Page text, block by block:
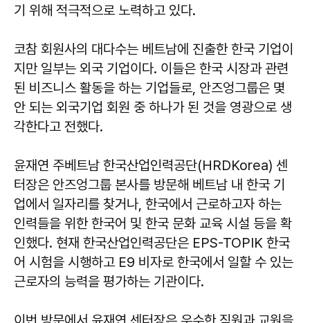
기 위해 적극적으로 노력하고 있다.
코참 회원사의 대다수는 베트남에 진출한 한국 기업이
지만 일부는 외국 기업이다. 이들은 한국 시장과 관련
된 비즈니스 활동을 하는 기업들로, 안즈엉그룹은 몇
안 되는 외국기업 회원 중 하나가 된 것을 영광으로 생
각한다고 전했다.
윤재연 주베트남 한국산업인력공단(HRDKorea) 센
터장은 안즈엉그룹 본사를 방문해 베트남 내 한국 기
업에서 일자리를 찾거나, 한국에서 근로하고자 하는
인력들을 위한 한국어 및 한국 문화 교육 시설 등을 확
인했다. 현재 한국산업인력공단은 EPS-TOPIK 한국
어 시험을 시행하고 E9 비자로 한국에서 일할 수 있는
근로자의 능력을 평가하는 기관이다.